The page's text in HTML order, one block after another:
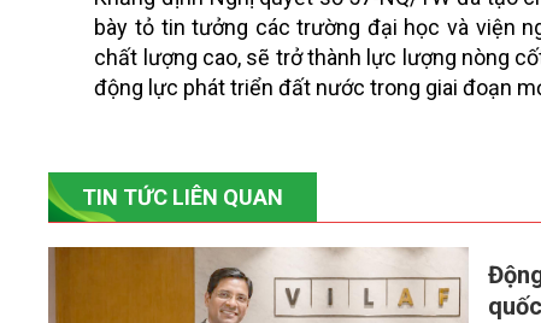
bày tỏ tin tưởng các trường đại học và viện
chất lượng cao, sẽ trở thành lực lượng nòng
động lực phát triển đất nước trong giai đoạn
TIN TỨC LIÊN QUAN